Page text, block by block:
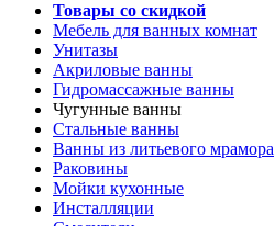
Товары со скидкой
Мебель для ванных комнат
Унитазы
Акриловые ванны
Гидромассажные ванны
Чугунные ванны
Стальные ванны
Ванны из литьевого мрамора
Раковины
Мойки кухонные
Инсталляции